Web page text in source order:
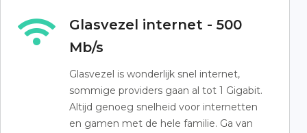
Glasvezel internet - 500
Mb/s
Glasvezel is wonderlijk snel internet,
sommige providers gaan al tot 1 Gigabit.
Altijd genoeg snelheid voor internetten
en gamen met de hele familie. Ga van